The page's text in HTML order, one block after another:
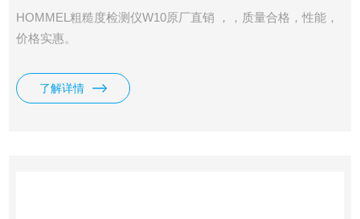
HOMMEL粗糙度检测仪W10原厂直销 ，，质量合格，性能，
价格实惠。
了解详情